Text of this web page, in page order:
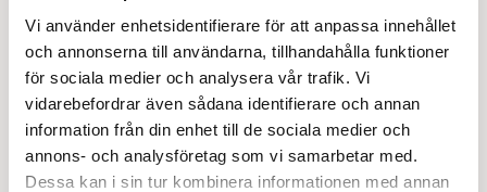
Vi använder enhetsidentifierare för att anpassa innehållet
och annonserna till användarna, tillhandahålla funktioner
för sociala medier och analysera vår trafik. Vi
vidarebefordrar även sådana identifierare och annan
information från din enhet till de sociala medier och
annons- och analysföretag som vi samarbetar med.
Dessa kan i sin tur kombinera informationen med annan
Tynn Peer Gynt – 1002 Vit (Lager: 23)
Tynn Silk Mohair – 1012 Natur (Lager: 26)